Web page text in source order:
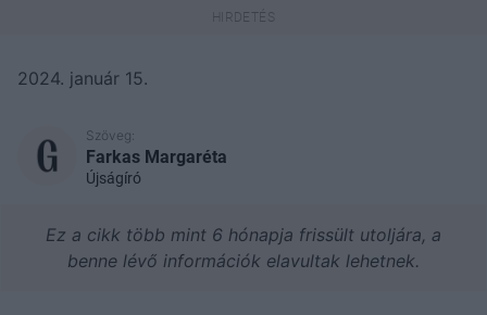
2024. január 15.
Szöveg:
Farkas Margaréta
Újságíró
Ez a cikk több mint 6 hónapja frissült utoljára, a
benne lévő információk elavultak lehetnek.